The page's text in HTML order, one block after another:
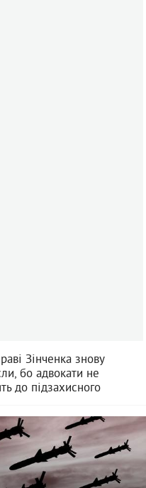
Зінченка знову
бо адвокати не
до підзахисного